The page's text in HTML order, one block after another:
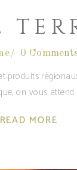
0
on vous
READ MORE